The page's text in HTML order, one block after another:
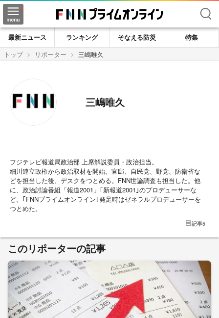
検索
最新ニュース ランキング そなえる防災
特集
トップ
リポーター 三嶋唯久
三嶋唯久
フジテレビ報道局政治部 上席解説委員・政治担当。
細川連立政権から政治取材を開始。官邸、自民党、野党、防衛省な
どを担当した後、デスクをつとめる。FNN世論調査も担当した。他
に、政治討論番組「報道2001」｢新報道2001｣のプロデューサーな
ど。｢FNNプライムオンライン｣発足時はゼネラルプロデューサーを
つとめた。
記事5
このリポーターの記事